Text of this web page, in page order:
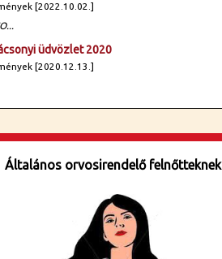
[2022.10.02.]
üdvözlet 2020
[2020.12.13.]
Általános orvosirendelő felnőtteknek